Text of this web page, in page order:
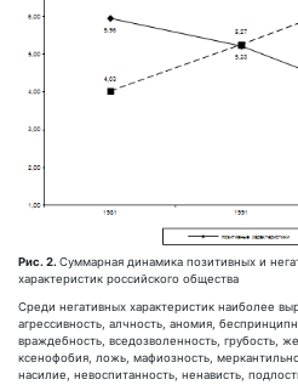
Рис. 2. Суммарная динамика позитивных и
характеристик российского общества
Среди негативных характеристик наиболее
агрессивность, алчность, аномия,
враждебность, вседозволенность, грубость,
ксенофобия, ложь, мафиозность,
насилие, невоспитанность, ненависть,